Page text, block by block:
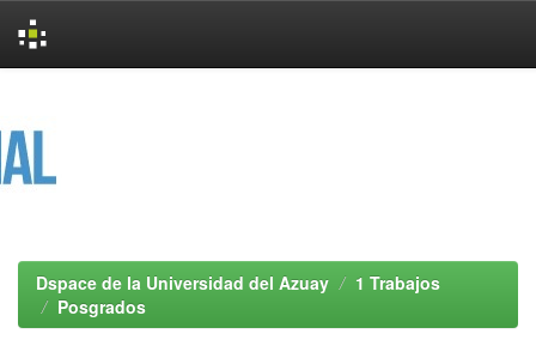
Dspace de la Universidad del Azuay
1 Trabajos
Posgrados